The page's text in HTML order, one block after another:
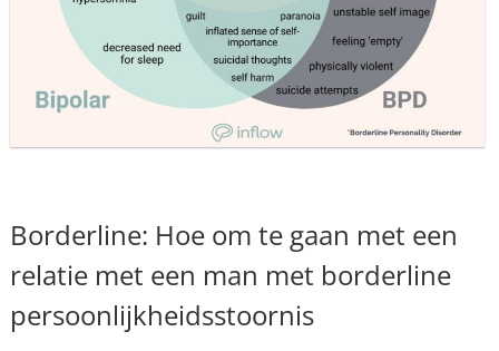
Borderline: Hoe om te gaan met een
relatie met een man met borderline
persoonlijkheidsstoornis